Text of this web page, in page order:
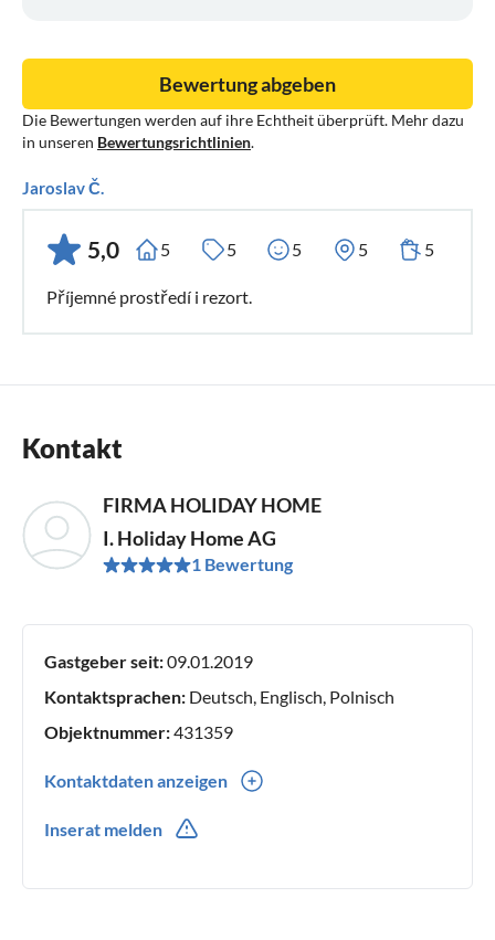
Die Bewertungen werden auf ihre Echtheit überprüft. Mehr dazu
in unseren Bewertungsrichtlinien.
Bewertung abgeben
Jaroslav Č.
5,0 5 5 5 5 5
Příjemné prostředí i rezort.
Kontakt
FIRMA HOLIDAY HOME
I. Holiday Home AG
1 Bewertung
Gastgeber seit:09.01.2019
Kontaktsprachen: Deutsch, Englisch, Polnisch
Objektnummer:431359
Kontaktdaten anzeigen
Inserat melden